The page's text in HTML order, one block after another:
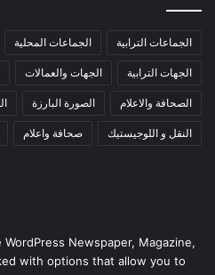
الجماعات الترابية الجماعات المحلية
الجهات الترابية الجهات والعمالات
الصحافة والاعلام الصورة البارزة
النقل و اللوجيستيك صحافة واعلام
Newspaper, Magazine,
with options that allow you to